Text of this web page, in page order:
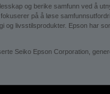
og berike samfunn ved å
på å løse
og livsstilsprodukter. Epson har
Seiko Epson Corporation,